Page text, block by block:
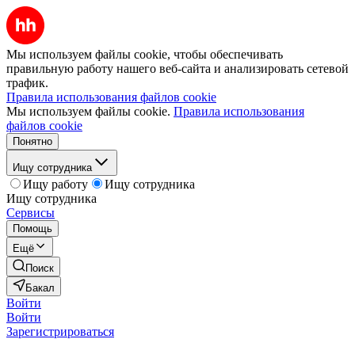
Мы используем файлы cookie, чтобы обеспечивать
правильную работу нашего веб-сайта и анализировать сетевой
трафик.
Правила использования файлов cookie
Мы используем файлы cookie. Правила использования
файлов cookie
Понятно
Ищу сотрудника
Ищу работу
Ищу сотрудника
Ищу сотрудника
Сервисы
Помощь
Ещё
Поиск
Бакал
Войти
Войти
Зарегистрироваться